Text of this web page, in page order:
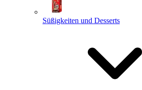
Süßigkeiten und Desserts